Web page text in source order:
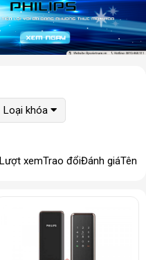
Loại khóa
Lượt xemTrao đổiĐánh giáTên